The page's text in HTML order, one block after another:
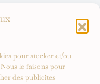
pour stocker et/ou
le faisons pour
des publicités